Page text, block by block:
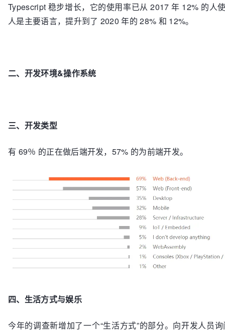
Typescript 稳步增长，它的使用率已从 2017 年 12% 的人
人是主要语言，提升到了 2020 年的 28% 和 12%。
二、开发环境&操作系统
三、开发类型
有 69％ 的正在做后端开发，57% 的为前端开发。
四、 生活方式与娱乐
今年的调查新增加了一个“生活方式”的部分。向开发人员